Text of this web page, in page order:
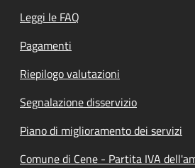
Leggi le FAQ
Pagamenti
Riepilogo valutazioni
Segnalazione disservizio
Piano di miglioramento dei servizi
Comune di Cene - Partita IVA